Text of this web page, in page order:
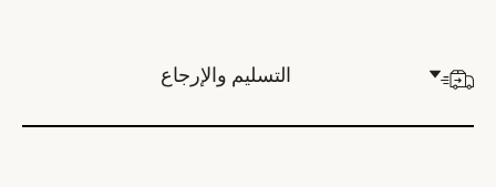
التسليم والإرجاع